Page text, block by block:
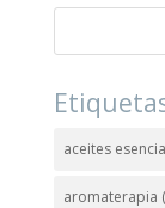
aceites
aromaterapia